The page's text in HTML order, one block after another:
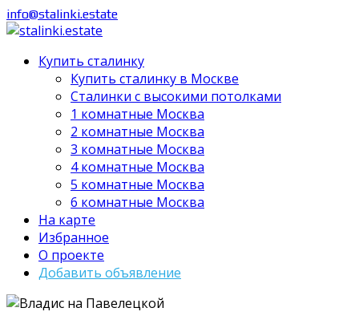
info@stalinki.estate
Купить сталинку
Купить сталинку в Москве
Cталинки с высокими потолками
1 комнатные Москва
2 комнатные Москва
3 комнатные Москва
4 комнатные Москва
5 комнатные Москва
6 комнатные Москва
На карте
Избранное
О проекте
Добавить объявление